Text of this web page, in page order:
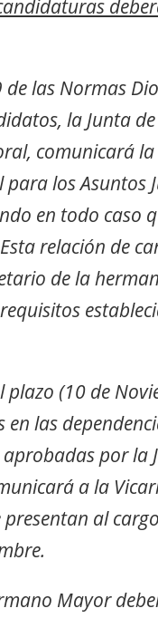
de las Normas
la Junta
comunicará
para los Asuntos
en todo caso
relación de
de la
plazo (10 de
en las
por la
a la
al
Mayor